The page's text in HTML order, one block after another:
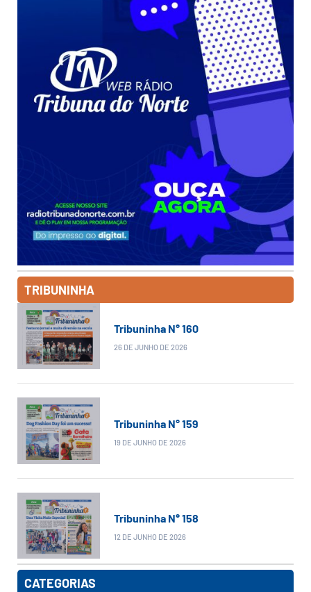
TRIBUNINHA
Tribuninha N° 160
26 DE JUNHO DE 2026
Tribuninha N° 159
19 DE JUNHO DE 2026
Tribuninha N° 158
12 DE JUNHO DE 2026
CATEGORIAS